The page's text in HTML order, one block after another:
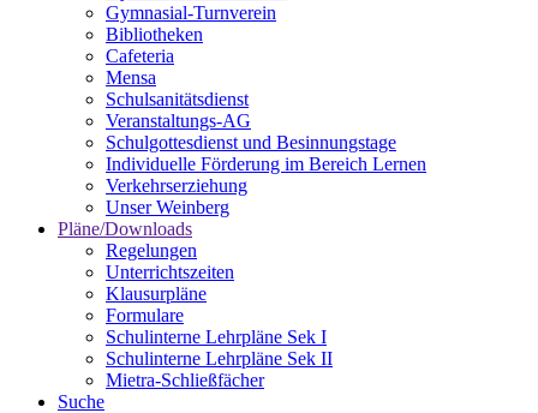
Gymnasial-Turnverein
Bibliotheken
Cafeteria
Mensa
Schulsanitätsdienst
Veranstaltungs-AG
Schulgottesdienst und Besinnungstage
Individuelle Förderung im Bereich Lernen
Verkehrserziehung
Unser Weinberg
Pläne/Downloads
Regelungen
Unterrichtszeiten
Klausurpläne
Formulare
Schulinterne Lehrpläne Sek I
Schulinterne Lehrpläne Sek II
Mietra-Schließfächer
Suche